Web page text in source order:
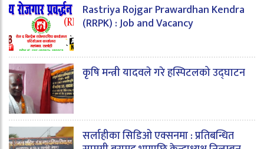
Rastriya Rojgar Prawardhan Kendra
(RRPK) : Job and Vacancy
कृषि मन्त्री यादवले गरे हस्पिटलको उद्घाटन
सर्लाहीका सिडिओ एक्सनमा : प्रतिबन्धित